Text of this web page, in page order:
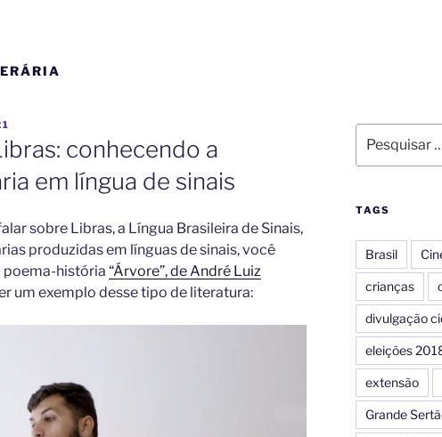
conhecendo a
em língua de sinais
sobre Libras, a Língua Brasileira de Sinais,
produzidas em línguas de sinais, você
poema-história “Árvore”, de André Luiz
um exemplo desse tipo de literatura:
TAGS
Brasil
crianças
divulgação
eleições
extensão
Grande